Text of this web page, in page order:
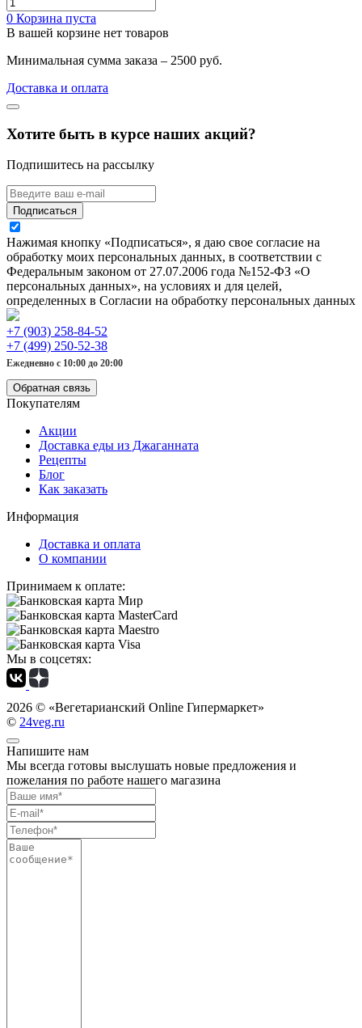
0 Корзина пуста
В вашей корзине нет товаров
Минимальная сумма заказа – 2500 руб.
Доставка и оплата
Хотите быть в курсе наших акций?
Подпишитесь на рассылку
Подписаться
Нажимая кнопку «Подписаться», я даю свое согласие на
обработку моих персональных данных, в соответствии с
Федеральным законом от 27.07.2006 года №152-ФЗ «О
персональных данных», на условиях и для целей,
определенных в Согласии на обработку персональных данных
+7 (903) 258-84-52
+7 (499) 250-52-38
Ежедневно с 10:00 до 20:00
Обратная связь
Покупателям
Акции
Доставка еды из Джаганната
Рецепты
Блог
Как заказать
Информация
Доставка и оплата
О компании
Принимаем к оплате:
Мы в соцсетях:
2026 © «Вегетарианский Online Гипермаркет»
© 24veg.ru
Напишите нам
Мы всегда готовы выслушать новые предложения и
пожелания по работе нашего магазина